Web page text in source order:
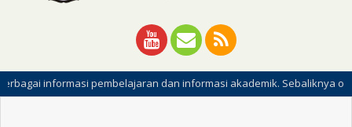
pembelajaran dan informasi akademik. Sebaliknya